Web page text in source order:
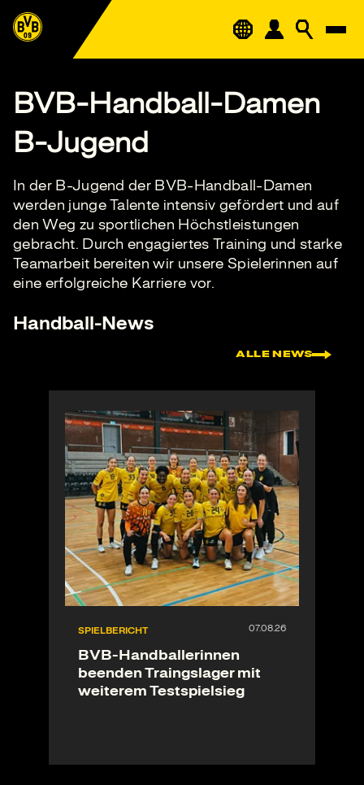
BVB-Handball-Damen
B-Jugend
In der B-Jugend der BVB-Handball-Damen
werden junge Talente intensiv gefördert und auf
den Weg zu sportlichen Höchstleistungen
gebracht. Durch engagiertes Training und starke
Teamarbeit bereiten wir unsere Spielerinnen auf
eine erfolgreiche Karriere vor.
Handball-News
ALLE NEWS
SPIELBERICHT
BVB-Handballerinnen
beenden Traingslager mit
weiterem Testspielsieg